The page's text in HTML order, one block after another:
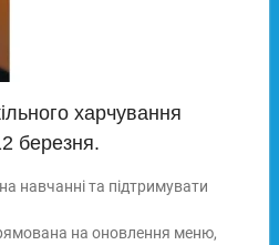
харчування
березня.
навчанні та підтримувати
на оновлення меню,